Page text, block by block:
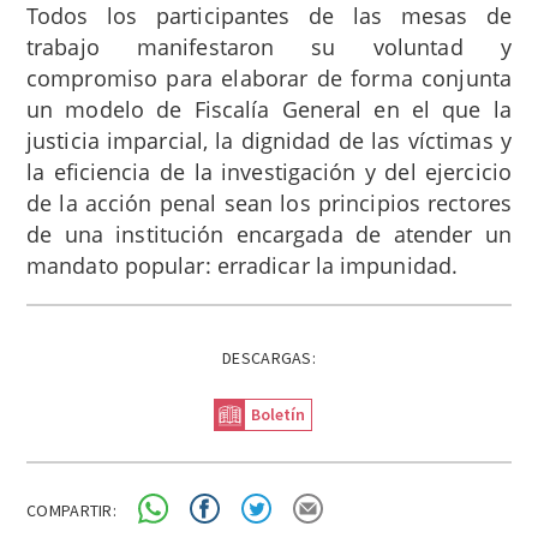
Todos los participantes de las mesas de
trabajo manifestaron su voluntad y
compromiso para elaborar de forma conjunta
un modelo de Fiscalía General en el que la
justicia imparcial, la dignidad de las víctimas y
la eficiencia de la investigación y del ejercicio
de la acción penal sean los principios rectores
de una institución encargada de atender un
mandato popular: erradicar la impunidad.
DESCARGAS:
Boletín
COMPARTIR: